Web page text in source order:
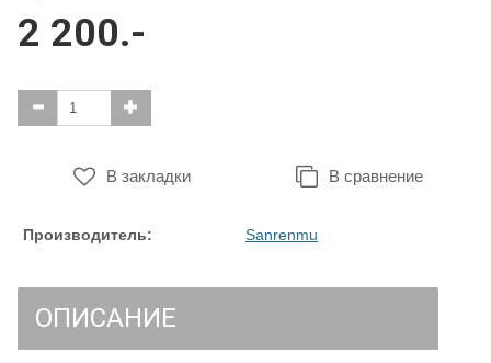
2 200.-
В закладки В сравнение
Производитель: Sanrenmu
ОПИСАНИЕ